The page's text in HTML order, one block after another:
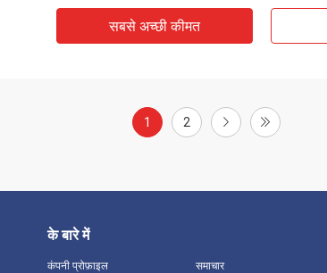
सबसे अच्छी कीमत
1 2
के बारे में
कंपनी प्रोफ़ाइल
समाचार